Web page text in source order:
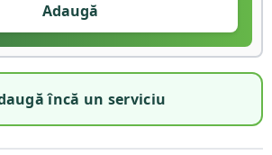
Adaugă
încă un serviciu